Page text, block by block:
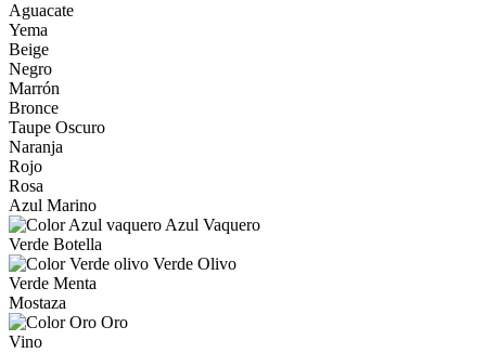
Aguacate
Yema
Beige
Negro
Marrón
Bronce
Taupe Oscuro
Naranja
Rojo
Rosa
Azul Marino
Azul Vaquero
Verde Botella
Verde Olivo
Verde Menta
Mostaza
Oro
Vino